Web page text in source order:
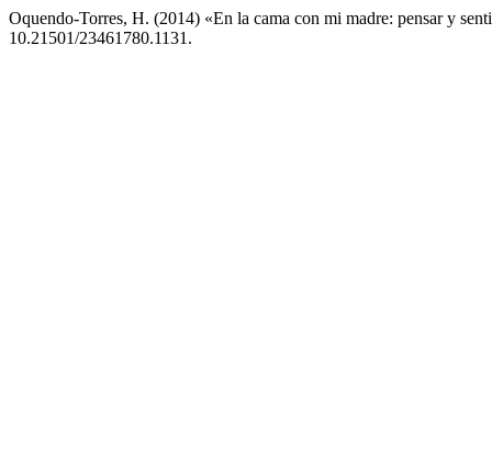
Oquendo-Torres, H. (2014) «En la cama con mi madre: pensar y
10.21501/23461780.1131.